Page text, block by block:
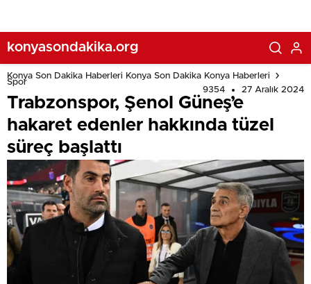
konyasondakika.org
Konya Son Dakika Haberleri Konya Son Dakika Konya Haberleri
Spor
9354
27 Aralık 2024
Trabzonspor, Şenol Güneş’e
hakaret edenler hakkında tüzel
süreç başlattı